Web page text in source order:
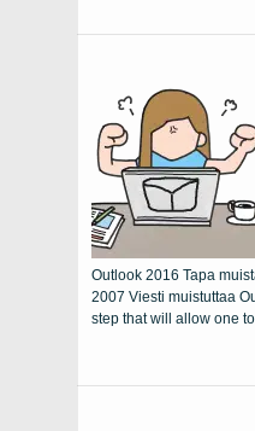
Outlook 2016 Tapa
2007 Viesti muistuttaa
step that will allow one